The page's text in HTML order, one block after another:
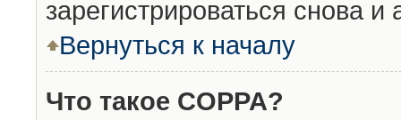
зарегистрироваться снова и
Вернуться к началу
Что такое COPPA?